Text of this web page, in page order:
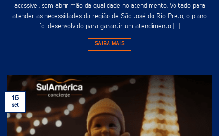
acessível, sem abrir mão da qualidade no atendimento. Voltado para
atender as necessidades da região de São José do Rio Preto, o plano
foi desenvolvido para garantir um atendimento [...]
SAIBA MAIS
16
set